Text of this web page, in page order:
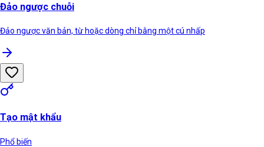
Đảo ngược chuỗi
Đảo ngược văn bản, từ hoặc dòng chỉ bằng một cú nhấp
Tạo mật khẩu
Phổ biến